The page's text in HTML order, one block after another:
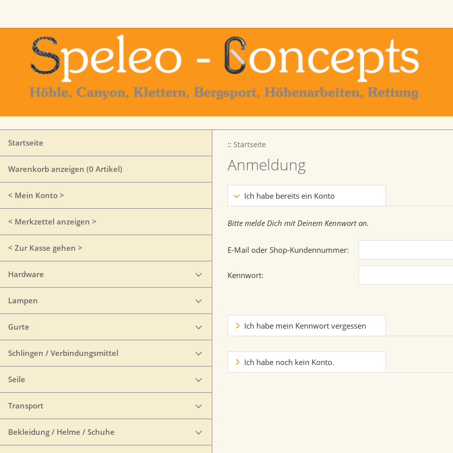
Startseite
Warenkorb anzeigen (0 Artikel)
< Mein Konto >
< Merkzettel anzeigen >
< Zur Kasse gehen >
Hardware
Lampen
Gurte
Schlingen / Verbindungsmittel
Seile
Transport
Bekleidung / Helme / Schuhe
:: Startseite
Anmeldung
Ich habe bereits ein Konto
Bitte melde Dich mit Deinem Kennwort an.
E-Mail oder Shop-Kundennummer:
Kennwort:
Ich habe mein Kennwort vergessen
Ich habe noch kein Konto.